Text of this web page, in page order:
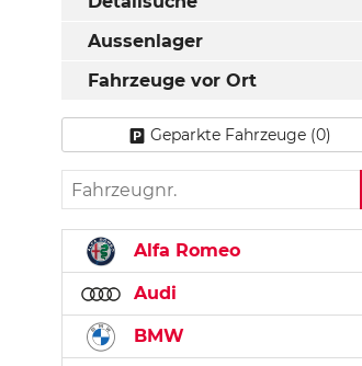
Aussenlager
Fahrzeuge vor Ort
Geparkte Fahrzeuge (0)
Fahrzeugnr.
Alfa Romeo
Audi
BMW